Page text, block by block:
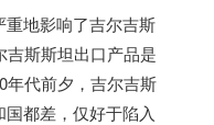
地影响了吉尔吉斯
吉斯斯坦出口产品是
年代前夕，吉尔吉斯
都差，仅好于陷入